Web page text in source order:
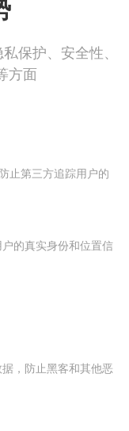
保护、安全性、
方面
止第三方追踪用户的
的真实身份和位置信
，防止黑客和其他恶